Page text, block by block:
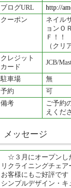
ブログURL
http://
クーポン
ネイル
ョンＯ
Ｆ！！
（クリ
クレジット
カード
JCB/
駐車場
無
予約
可
備考
ご予約
えくだ
メッセージ
☆３月にオープンし
リクライニングチェ
お客様にもご好評です
シンプルデザイン・